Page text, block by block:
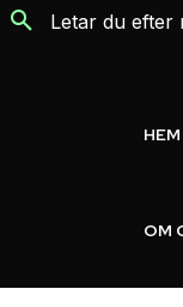
Letar du efter
HEM
OM